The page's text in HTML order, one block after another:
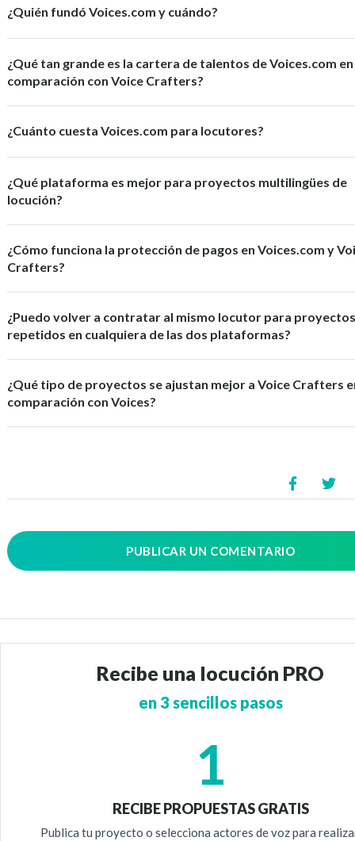
¿Quién fundó Voices.com y cuándo?
¿Qué tan grande es la cartera de talentos de Voices.com en
comparación con Voice Crafters?
¿Cuánto cuesta Voices.com para locutores?
¿Qué plataforma es mejor para proyectos multilingües de
locución?
¿Cómo funciona la protección de pagos en Voices.com y
Crafters?
¿Puedo volver a contratar al mismo locutor para proyectos
repetidos en cualquiera de las dos plataformas?
¿Qué tipo de proyectos se ajustan mejor a Voice Crafters
comparación con Voices?
PUBLICAR UN COMENTARIO
Recibe una locución PRO
en 3 sencillos pasos
1
RECIBE PROPUESTAS GRATIS
Publica tu proyecto o selecciona actores de voz para